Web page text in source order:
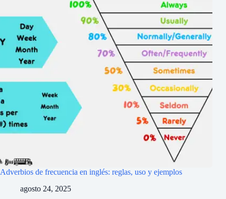
Adverbios de frecuencia en inglés: reglas, uso y ejemplos
agosto 24, 2025